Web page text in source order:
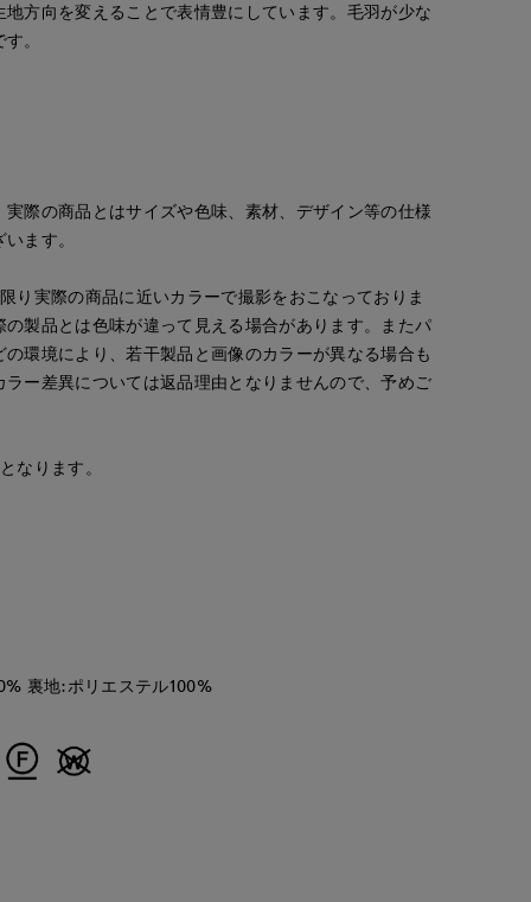
I.T.'S.international
浅野
Maeda
ナオミ
地方向を変えることで表情豊にしています。毛羽が少な
。
際の商品とはサイズや色味、素材、デザイン等の仕様
ます。
り実際の商品に近いカラーで撮影をおこなっておりま
製品とは色味が違って見える場合があります。またパ
環境により、若干製品と画像のカラーが異なる場合も
ラー差異については返品理由となりませんので、予めご
なります。
裏地:ポリエステル100%